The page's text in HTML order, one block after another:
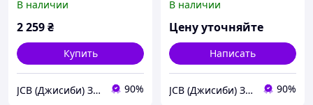
Caterpillar
В наличии
2 259₴
Купить
JCB (Джисиби) Запчасти - Сервис - Ремонт спецтехники 90%
В наличии
Цену уточняйте
Написать
JCB (Джисиби) Запчасти - Сервис - Ремонт спецтехники 90%